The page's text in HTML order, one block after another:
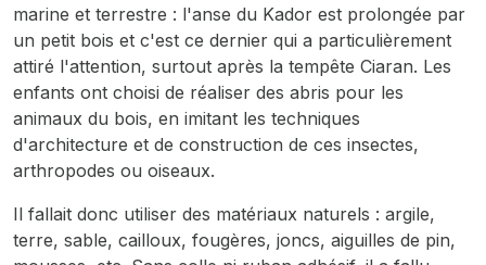
marine et terrestre : l'anse du Kador est prolongée par
un petit bois et c'est ce dernier qui a particulièrement
attiré l'attention, surtout après la tempête Ciaran. Les
enfants ont choisi de réaliser des abris pour les
animaux du bois, en imitant les techniques
d'architecture et de construction de ces insectes,
arthropodes ou oiseaux.
Il fallait donc utiliser des matériaux naturels : argile,
terre, sable, cailloux, fougères, joncs, aiguilles de pin,